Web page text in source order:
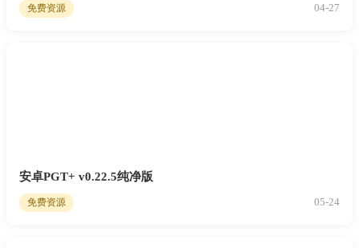
免费资源 04-27
安卓PGT+ v0.22.5纯净版
免费资源 05-24